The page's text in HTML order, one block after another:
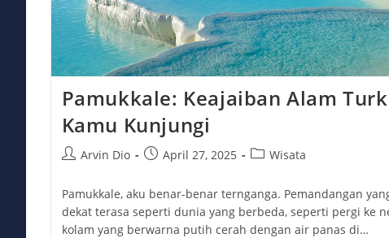
Pamukkale: Keajaiban Alam
Kamu Kunjungi
PostArvin Dio
PostApril 27, 2025
PostWisata
Pamukkale, aku benar-benar ternganga. Pemandangan
dekat terasa seperti dunia yang berbeda, seperti pergi ke
kolam yang berwarna putih cerah dengan air panas di…